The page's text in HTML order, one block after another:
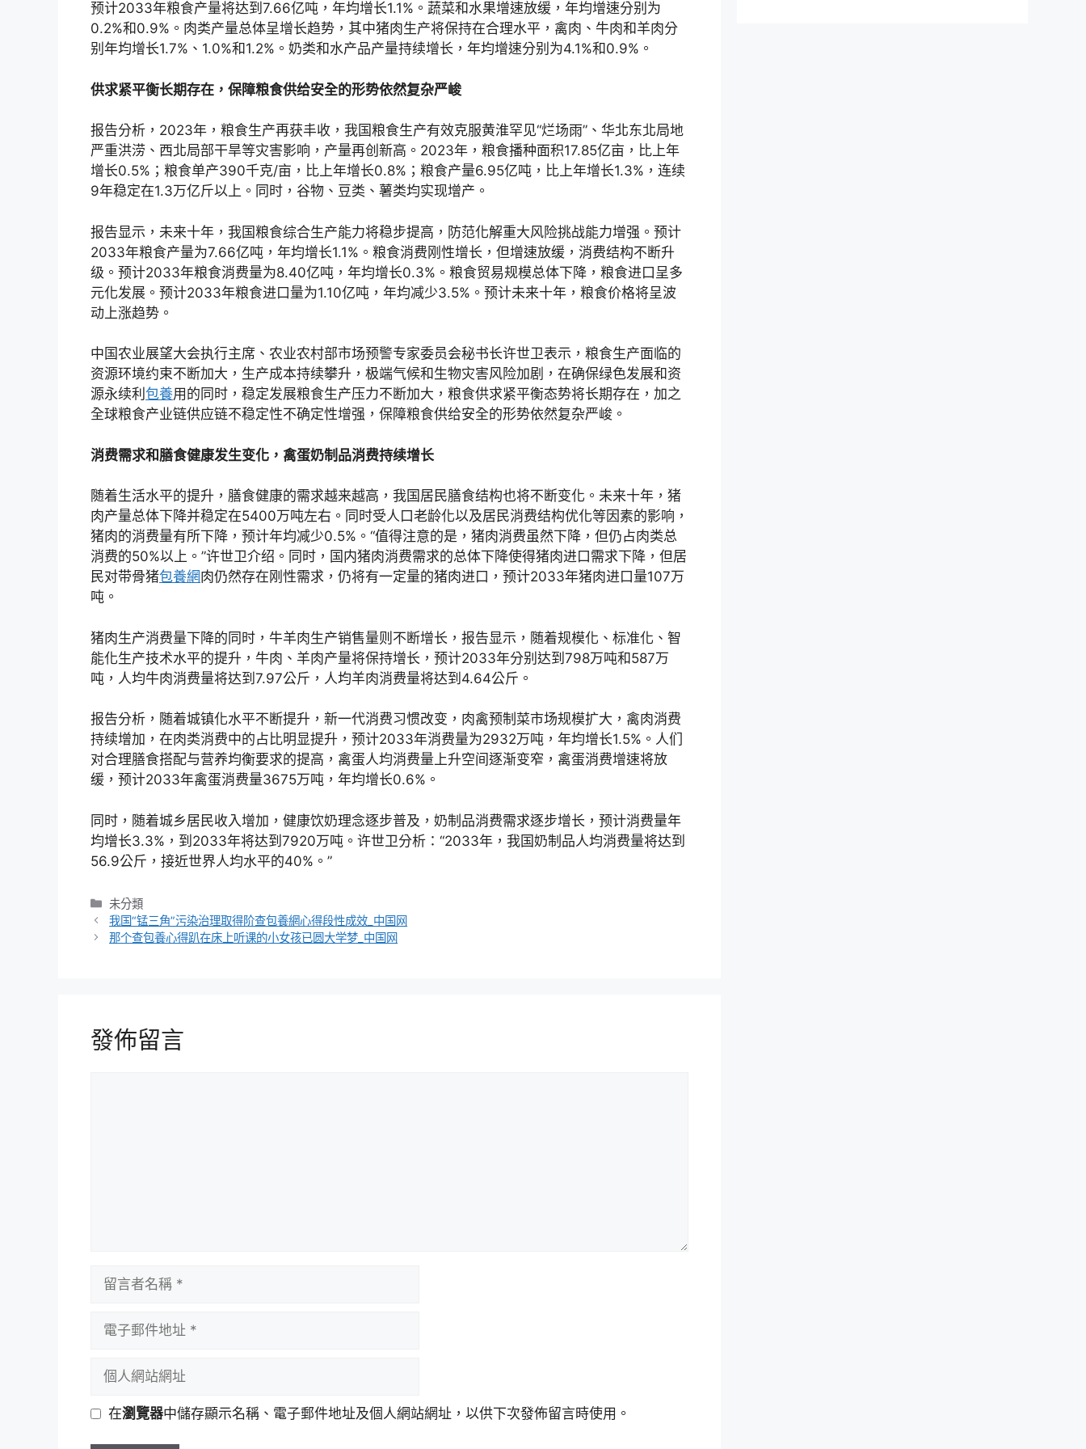
预计2033年粮食产量将达到7.66亿吨，年均增长1.1%。蔬菜和水果增速放缓，年均增速分别为
0.2%和0.9%。肉类产量总体呈增长趋势，其中猪肉生产将保持在合理水平，禽肉、牛肉和羊肉分
别年均增长1.7%、1.0%和1.2%。奶类和水产品产量持续增长，年均增速分别为4.1%和0.9%。
供求紧平衡长期存在，保障粮食供给安全的形势依然复杂严峻
报告分析，2023年，粮食生产再获丰收，我国粮食生产有效克服黄淮罕见“烂场雨”、华北东北局地
严重洪涝、西北局部干旱等灾害影响，产量再创新高。2023年，粮食播种面积17.85亿亩，比上年
增长0.5%；粮食单产390千克/亩，比上年增长0.8%；粮食产量6.95亿吨，比上年增长1.3%，连续
9年稳定在1.3万亿斤以上。同时，谷物、豆类、薯类均实现增产。
报告显示，未来十年，我国粮食综合生产能力将稳步提高，防范化解重大风险挑战能力增强。预计
2033年粮食产量为7.66亿吨，年均增长1.1%。粮食消费刚性增长，但增速放缓，消费结构不断升
级。预计2033年粮食消费量为8.40亿吨，年均增长0.3%。粮食贸易规模总体下降，粮食进口呈多
元化发展。预计2033年粮食进口量为1.10亿吨，年均减少3.5%。预计未来十年，粮食价格将呈波
动上涨趋势。
中国农业展望大会执行主席、农业农村部市场预警专家委员会秘书长许世卫表示，粮食生产面临的
资源环境约束不断加大，生产成本持续攀升，极端气候和生物灾害风险加剧，在确保绿色发展和资
源永续利 包養用的同时，稳定发展粮食生产压力不断加大，粮食供求紧平衡态势将长期存在，加之
全球粮食产业链供应链不稳定性不确定性增强，保障粮食供给安全的形势依然复杂严峻。
消费需求和膳食健康发生变化，禽蛋奶制品消费持续增长
随着生活水平的提升，膳食健康的需求越来越高，我国居民膳食结构也将不断变化。未来十年，猪
肉产量总体下降并稳定在5400万吨左右。同时受人口老龄化以及居民消费结构优化等因素的影响，
猪肉的消费量有所下降，预计年均减少0.5%。“值得注意的是，猪肉消费虽然下降，但仍占肉类总
消费的50%以上。”许世卫介绍。同时，国内猪肉消费需求的总体下降使得猪肉进口需求下降，但居
民对带骨猪包養網肉仍然存在刚性需求，仍将有一定量的猪肉进口，预计2033年猪肉进口量107万
吨。
猪肉生产消费量下降的同时，牛羊肉生产销售量则不断增长，报告显示，随着规模化、标准化、智
能化生产技术水平的提升，牛肉、羊肉产量将保持增长，预计2033年分别达到798万吨和587万
吨，人均牛肉消费量将达到7.97公斤，人均羊肉消费量将达到4.64公斤。
报告分析，随着城镇化水平不断提升，新一代消费习惯改变，肉禽预制菜市场规模扩大，禽肉消费
持续增加，在肉类消费中的占比明显提升，预计2033年消费量为2932万吨，年均增长1.5%。人们
对合理膳食搭配与营养均衡要求的提高，禽蛋人均消费量上升空间逐渐变窄，禽蛋消费增速将放
缓，预计2033年禽蛋消费量3675万吨，年均增长0.6%。
同时，随着城乡居民收入增加，健康饮奶理念逐步普及，奶制品消费需求逐步增长，预计消费量年
均增长3.3%，到2033年将达到7920万吨。许世卫分析：“2033年，我国奶制品人均消费量将达到
56.9公斤，接近世界人均水平的40%。”
分
類
未分類
我国“锰三角”污染治理取得阶查包養網心得段性成效_中国网
那个查包養心得趴在床上听课的小女孩已圆大学梦_中国网
發佈留言
址
網 在瀏覽器中儲存顯示名稱、電子郵件地址及個人網站網址，以供下次發佈留言時使用。